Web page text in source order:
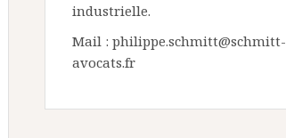
industrielle.
Mail : philippe.schmitt@schmitt-
avocats.fr